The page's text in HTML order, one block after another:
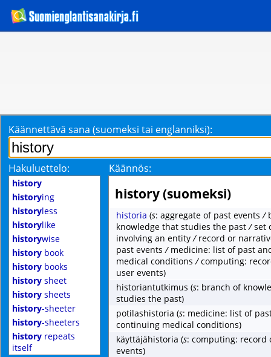
Käännettävä sana (suomeksi tai englanniksi):
Hakuluettelo: Käännös:
history
historying
historyless
historylike
historywise
history book
history books
history sheet
history sheets
history-sheeter
history-sheeters
history repeats
itself
history (suomeksi)
historia (s: aggregate of past events/
knowledge that studies the past/set
involving an entity/ record or
past events/ medicine: list of past
medical conditions/computing:
user events)
historiantutkimus (s: branch of
studies the past)
potilashistoria (s: medicine: list of
continuing medical conditions)
käyttäjähistoria (s: computing: record
events)